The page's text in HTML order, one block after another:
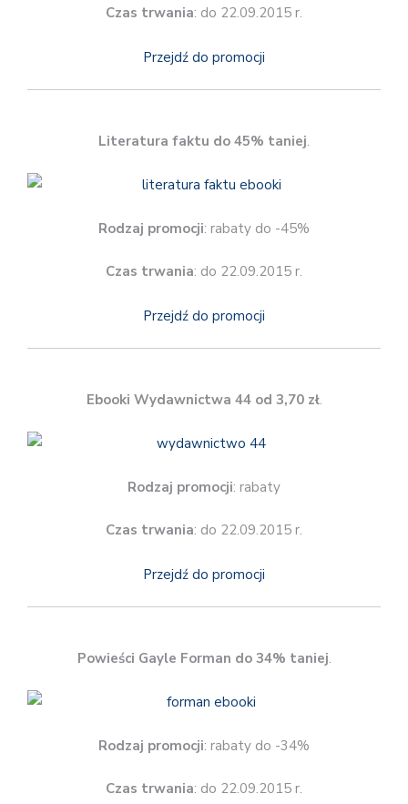
Czas trwania: do 22.09.2015 r.
Przejdź do promocji
Literatura faktu do 45% taniej.
Rodzaj promocji: rabaty do -45%
Czas trwania: do 22.09.2015 r.
Przejdź do promocji
Ebooki Wydawnictwa 44 od 3,70 zł.
Rodzaj promocji: rabaty
Czas trwania: do 22.09.2015 r.
Przejdź do promocji
Powieści Gayle Forman do 34% taniej.
Rodzaj promocji: rabaty do -34%
Czas trwania: do 22.09.2015 r.